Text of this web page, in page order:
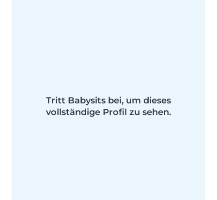
Tritt Babysits bei, um dieses
vollständige Profil zu sehen.